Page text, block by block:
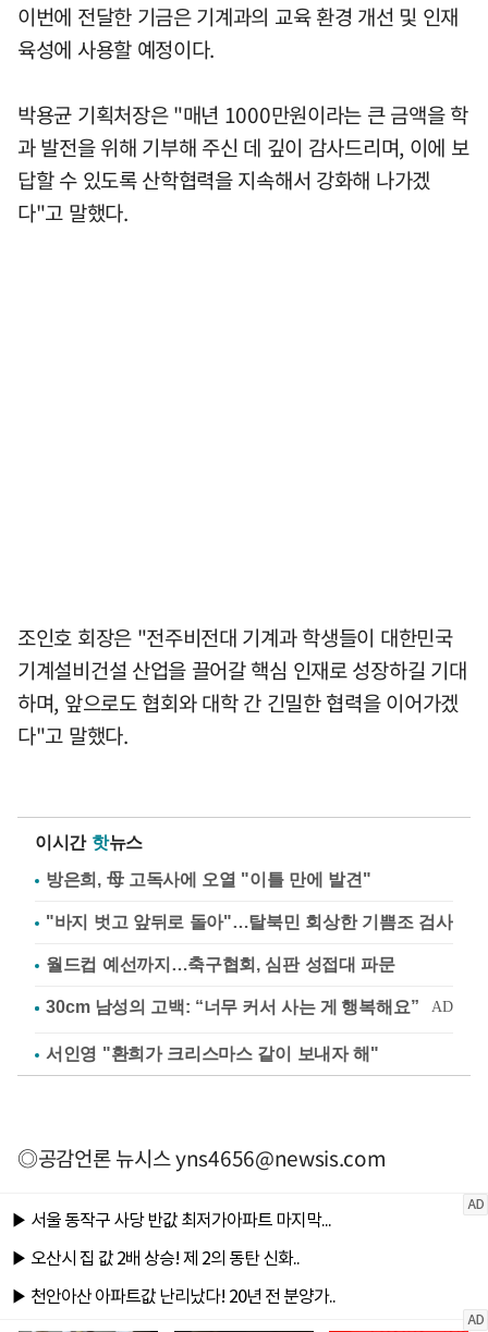
이번에 전달한 기금은 기계과의 교육 환경 개선 및 인재
육성에 사용할 예정이다.
박용균 기획처장은 "매년 1000만원이라는 큰 금액을 학
과 발전을 위해 기부해 주신 데 깊이 감사드리며, 이에 보
답할 수 있도록 산학협력을 지속해서 강화해 나가겠
다"고 말했다.
조인호 회장은 "전주비전대 기계과 학생들이 대한민국
기계설비건설 산업을 끌어갈 핵심 인재로 성장하길 기대
하며, 앞으로도 협회와 대학 간 긴밀한 협력을 이어가겠
다"고 말했다.
이시간 핫뉴스
방은희, 母 고독사에 오열 "이틀 만에 발견"
"바지 벗고 앞뒤로 돌아"…탈북민 회상한 기쁨조 검사
월드컵 예선까지…축구협회, 심판 성접대 파문
서인영 "환희가 크리스마스 같이 보내자 해"
◎공감언론 뉴시스yns4656@newsis.com